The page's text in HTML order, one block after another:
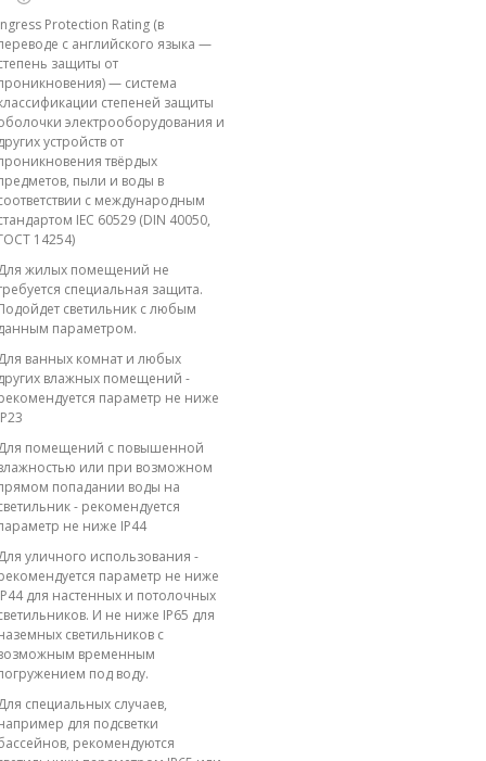
Protection Rating (в
с английского языка —
защиты от
— система
степеней защиты
электрооборудования и
устройств от
твёрдых
пыли и воды в
с международным
IEC 60529 (DIN 40050,
14254)
жилых помещений не
специальная защита.
светильник с любым
параметром.
ванных комнат и любых
влажных помещений -
параметр не ниже
помещений с повышенной
или при возможном
попадании воды на
- рекомендуется
не ниже IP44
уличного использования -
параметр не ниже
для настенных и потолочных
И не ниже IP65 для
светильников с
временным
под воду.
специальных случаев,
для подсветки
рекомендуются